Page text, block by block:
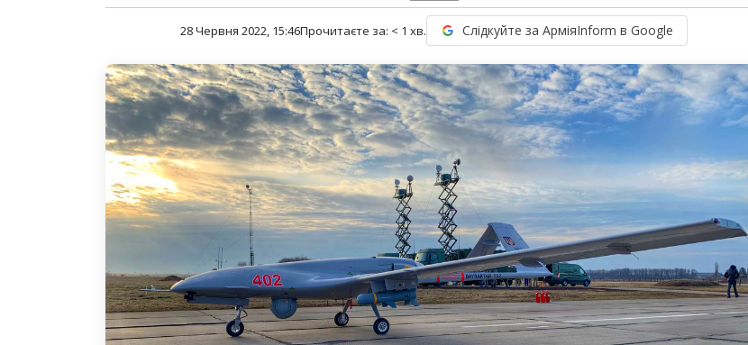
28 Червня 2022, 15:46Прочитаєте за: < 1 хв. Слідкуйте за АрміяInform в Google